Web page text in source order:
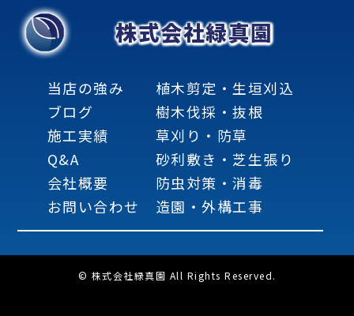
株式会社緑真園
当店の強み
ブログ
施工実績
Q&A
会社概要
お問い合わせ
植木剪定・生垣刈込
樹木伐採・抜根
草刈り・防草
砂利敷き・芝生張り
防虫対策・消毒
造園・外構工事
© 株式会社緑真園 All Rights Reserved.